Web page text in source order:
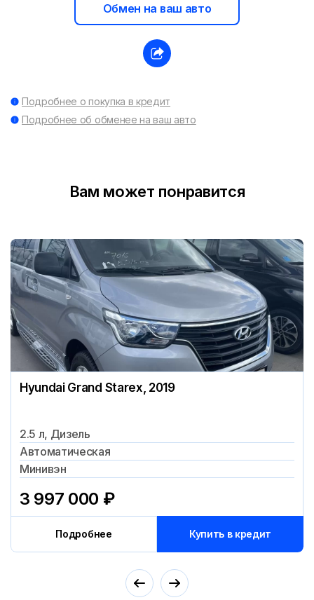
Обмен на ваш авто
Подробнее о покупка в кредит
Подробнее об обменее на ваш авто
Вам может понравится
Hyundai Grand Starex, 2019
2.5 л, Дизель
Автоматическая
Минивэн
3 997 000 ₽
Подробнее Купить в кредит